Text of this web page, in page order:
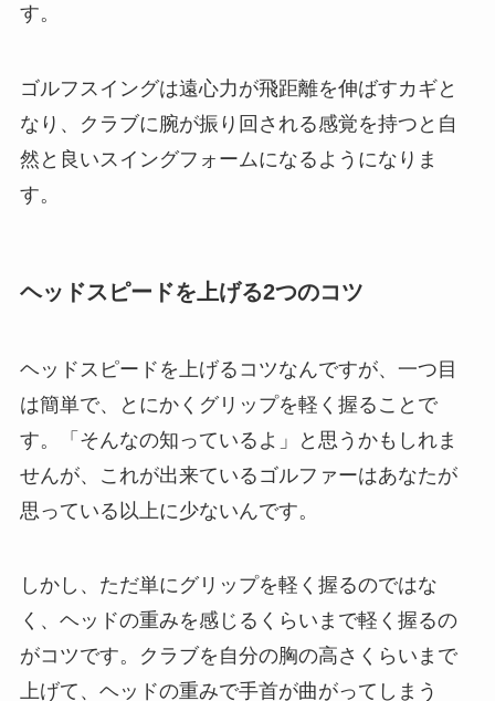
す。
ゴルフスイングは遠心力が飛距離を伸ばすカギと
なり、クラブに腕が振り回される感覚を持つと自
然と良いスイングフォームになるようになりま
す。
ヘッドスピードを上げる2つのコツ
ヘッドスピードを上げるコツなんですが、一つ目
は簡単で、とにかくグリップを軽く握ることで
す。「そんなの知っているよ」と思うかもしれま
せんが、これが出来ているゴルファーはあなたが
思っている以上に少ないんです。
しかし、ただ単にグリップを軽く握るのではな
く、ヘッドの重みを感じるくらいまで軽く握るの
がコツです。クラブを自分の胸の高さくらいまで
上げて、ヘッドの重みで手首が曲がってしまう